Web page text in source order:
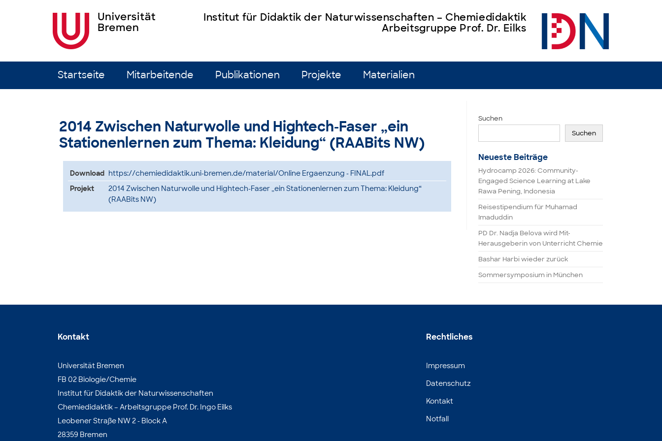
Institut für Didaktik der Naturwissenschaften – Chemiedidaktik
Arbeitsgruppe Prof. Dr. Eilks
Startseite Mitarbeitende Publikationen Projekte Materialien
2014 Zwischen Naturwolle und Hightech-Faser „ein
Stationenlernen zum Thema: Kleidung“ (RAABits NW)
Download https://chemiedidaktik.uni-bremen.de/material/Online Ergaenzung - FINAL.pdf
Projekt
2014 Zwischen Naturwolle und Hightech-Faser „ein Stationenlernen zum Thema: Kleidung“
(RAABits NW)
Suchen
Suchen
Neueste Beiträge
Hydrocamp 2026: Community-
Engaged Science Learning at Lake
Rawa Pening, Indonesia
Reisestipendium für Muhamad
Imaduddin
PD Dr. Nadja Belova wird Mit-
Herausgeberin von Unterricht Chemie
Bashar Harbi wieder zurück
Sommersymposium in München
Kontakt
Universität Bremen
FB 02 Biologie/Chemie
Institut für Didaktik der Naturwissenschaften
Chemiedidaktik – Arbeitsgruppe Prof. Dr. Ingo Eilks
Leobener Straße NW 2 - Block A
28359 Bremen
Rechtliches
Impressum
Datenschutz
Kontakt
Notfall